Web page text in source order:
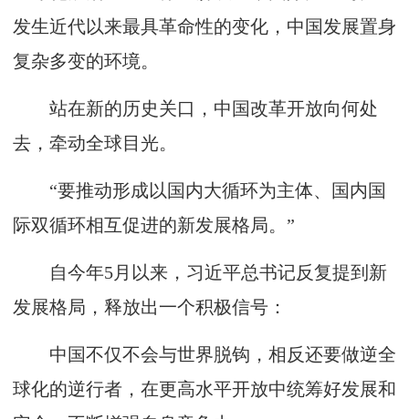
发生近代以来最具革命性的变化，中国发展置身
复杂多变的环境。
站在新的历史关口，中国改革开放向何处
去，牵动全球目光。
“要推动形成以国内大循环为主体、国内国
际双循环相互促进的新发展格局。”
自今年5月以来，习近平总书记反复提到新
发展格局，释放出一个积极信号：
中国不仅不会与世界脱钩，相反还要做逆全
球化的逆行者，在更高水平开放中统筹好发展和